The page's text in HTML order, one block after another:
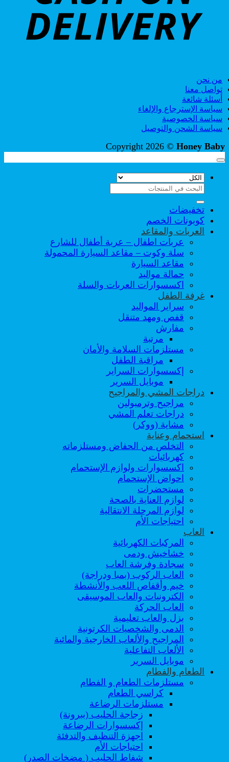
من نحن
تواصل معنا
أسئلة شائعة
سياسة الإسترجاع والإلغاء
سياسة الخصوصية
سياسة الشحن والتوصيل
Copyright 2026 © Honey Baby
البحث
تخفيضات
كوبونات الخصم
العربات والمقاعد
عربات اطفال – عربة أطفال للشارع
سلة وكوت – مقاعد السيارة المحمولة
مقاعد السيارة
حمالة مواليد
اكسسوارات العربات والسلة
غرفة الطفل
سراير المواليد
قفص ومهد متنقل
مفارش
مرتبة
مستلزمات السلامة والأمان
مراقبة الطفل
إكسسوارات السراير
موبايل السرير
دراجات المشي والمراجيح
مراجيح وترمبولين
دراجات تعلم المشي
مشاية (ووكر)
استحمام وعناية
التخلص من الحفاض ومستلزماته
كهربائيات
اكسسوارات ولوازم الإستحمام
احواض الإستحمام
مستحضرات
لوازم العناية بالصحة
لوازم المرحلة الانتقالية
احتياجات الأم
العاب
المركبات الكهربائية
خشاخيش ودمى
سجادة وفرشة العاب
العاب الركوب (بمبا ودراجة)
خيم وأقفاص اللعب والأنشطة
الكترونيات والعاب الموسيقى
العاب الحركة
بزل والعاب تعليمية
الدمى والشخصيات الكرتونية
المراجيح والألعاب الخارجية والمائية
الألعاب التفاعلية
موبايل السرير
الطعام والفطام
مستلزمات الطعام و الفطام
كراسي الطعام
مستلزمات الرضاعة
زجاجة الحليب (ببرونة)
إكسسوارات الرضاعة
اجهزة التنظيف والتدفئة
احتياجات الأم
شفاط الحليب ( مضخات الصدر)